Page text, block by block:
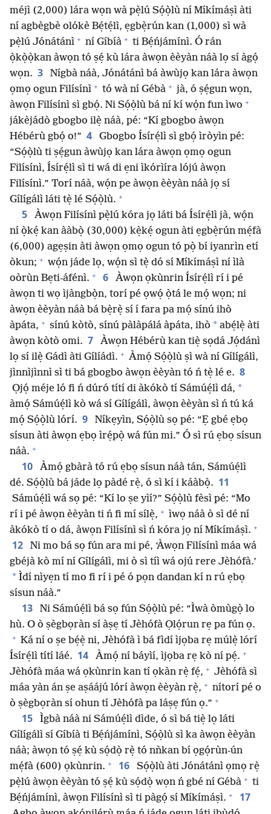
méjì (2,000) lára wọn wà pẹ̀lú Sọ́ọ̀lù ní Míkímáṣì àti
ní agbègbè olókè Bẹ́tẹ́lì, ẹgbẹ̀rún kan (1,000) sì wà
pẹ̀lú Jónátánì + ní Gíbíà + ti Bẹ́ńjámínì. Ó rán
ọ̀kọ̀ọ̀kan àwọn tó ṣẹ́ kù lára àwọn èèyàn náà lọ sí àgọ́
wọn. 3
Nígbà náà, Jónátánì bá àwùjọ kan lára àwọn
ọmọ ogun Filísínì + tó wà ní Gébà + jà, ó ṣẹ́gun wọn,
àwọn Filísínì sì gbọ́. Ni Sọ́ọ̀lù bá ní kí wọ́n fun ìwo +
jákèjádò gbogbo ilẹ̀ náà, pé: “Kí gbogbo àwọn
Hébérù gbọ́ o!” 4
Gbogbo Ísírẹ́lì sì gbọ́ ìròyìn pé:
“Sọ́ọ̀lù ti ṣẹ́gun àwùjọ kan lára àwọn ọmọ ogun
Filísínì, Ísírẹ́lì sì ti wá di ẹni ìkórìíra lójú àwọn
Filísínì.” Torí náà, wọ́n pe àwọn èèyàn náà jọ sí
Gílígálì láti tẹ̀ lé Sọ́ọ̀lù. +
5
Àwọn Filísínì pẹ̀lú kóra jọ láti bá Ísírẹ́lì jà, wọ́n
ní ọ̀kẹ́ kan ààbọ̀ (30,000) kẹ̀kẹ́ ogun àti ẹgbẹ̀rún mẹ́fà
(6,000) agẹṣin àti àwọn ọmọ ogun tó pọ̀ bí iyanrìn etí
òkun; + wọ́n jáde lọ, wọ́n sì tẹ̀ dó sí Míkímáṣì ní ìlà
oòrùn Bẹti-áfénì. + 6
Àwọn ọkùnrin Ísírẹ́lì rí i pé
àwọn ti wọ ìjàngbọ̀n, torí pé ọwọ́ ọ̀tá le mọ́ wọn; ni
àwọn èèyàn náà bá bẹ̀rẹ̀ sí í fara pa mọ́ sínú ihò
àpáta, + sínú kòtò, sínú pàlàpálá àpáta, ihò * abẹ́lẹ̀ àti
àwọn kòtò omi. 7
Àwọn Hébérù kan tiẹ̀ sọdá Jọ́dánì
lọ sí ilẹ̀ Gádì àti Gílíádì. + Àmọ́ Sọ́ọ̀lù ṣì wà ní Gílígálì,
jìnnìjìnnì sì ti bá gbogbo àwọn èèyàn tó ń tẹ̀ lé e. 8
Ọjọ́ méje ló fi ń dúró títí di àkókò tí Sámúẹ́lì dá, *
àmọ́ Sámúẹ́lì kò wá sí Gílígálì, àwọn èèyàn sì ń tú ká
mọ́ Sọ́ọ̀lù lórí. 9
Níkẹyìn, Sọ́ọ̀lù sọ pé: “Ẹ gbé ẹbọ
sísun àti àwọn ẹbọ ìrẹ́pọ̀ wá fún mi.” Ó sì rú ẹbọ sísun
náà. +
10
Àmọ́ gbàrà tó rú ẹbọ sísun náà tán, Sámúẹ́lì
dé. Sọ́ọ̀lù bá jáde lọ pàdé rẹ̀, ó sì kí i káàbọ̀. 11
Sámúẹ́lì wá sọ pé: “Kí lo ṣe yìí?” Sọ́ọ̀lù fèsì pé: “Mo
rí i pé àwọn èèyàn ti ń fi mí sílẹ̀, + ìwọ náà ò sì dé ní
àkókò tí o dá, àwọn Filísínì sì ń kóra jọ ní Míkímáṣì. +
12
Ni mo bá sọ fún ara mi pé, ‘Àwọn Filísínì máa wá
gbéjà kò mí ní Gílígálì, mi ò sì tíì wá ojú rere Jèhófà.’
* Ìdí nìyẹn tí mo fi rí i pé ó pọn dandan kí n rú ẹbọ
sísun náà.”
13
Ni Sámúẹ́lì bá sọ fún Sọ́ọ̀lù pé: “Ìwà òmùgọ̀ lo
hù. O ò ṣègbọràn sí àṣẹ tí Jèhófà Ọlọ́run rẹ pa fún ọ.
+ Ká ní o ṣe bẹ́ẹ̀ ni, Jèhófà ì bá fìdí ìjọba rẹ múlẹ̀ lórí
Ísírẹ́lì títí láé. 14 Àmọ́ ní báyìí, ìjọba rẹ kò ní pẹ́. +
Jèhófà máa wá ọkùnrin kan tí ọkàn rẹ̀ fẹ́, + Jèhófà sì
máa yàn án ṣe aṣáájú lórí àwọn èèyàn rẹ̀, + nítorí pé o
ò ṣègbọràn sí ohun tí Jèhófà pa láṣẹ fún ọ.” +
15
Ìgbà náà ni Sámúẹ́lì dìde, ó sì bá tiẹ̀ lọ láti
Gílígálì sí Gíbíà ti Bẹ́ńjámínì, Sọ́ọ̀lù sì ka àwọn èèyàn
náà; àwọn tó ṣẹ́ kù sọ́dọ̀ rẹ̀ tó nǹkan bí ọgọ́rùn-ún
mẹ́fà (600) ọkùnrin. + 16
Sọ́ọ̀lù àti Jónátánì ọmọ rẹ̀
pẹ̀lú àwọn èèyàn tó ṣẹ́ kù sọ́dọ̀ wọn ń gbé ní Gébà + ti
Bẹ́ńjámínì, àwọn Filísínì sì ti pàgọ́ sí Míkímáṣì. + 17